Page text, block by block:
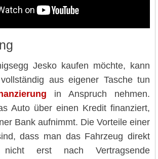
Jesko kaufen möchte, kann
aus eigener Tasche tun
in Anspruch nehmen.
Auto über einen Kredit finanziert,
Bank aufnimmt. Die Vorteile einer
dass man das Fahrzeug direkt
erst nach Vertragsende